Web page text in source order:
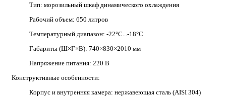
Тип: морозильный шкаф динамического охлаждения
Рабочий объем: 650 литров
Температурный диапазон: -22°C...-18°C
Габариты (Ш×Г×В): 740×830×2010 мм
Напряжение питания: 220 В
Конструктивные особенности:
Корпус и внутренняя камера: нержавеющая сталь (AISI 304)